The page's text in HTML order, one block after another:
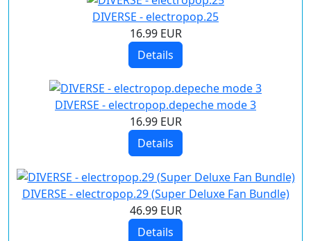
DIVERSE - electropop.25
16.99 EUR
Details
DIVERSE - electropop.depeche mode 3
16.99 EUR
Details
DIVERSE - electropop.29 (Super Deluxe Fan Bundle)
46.99 EUR
Details